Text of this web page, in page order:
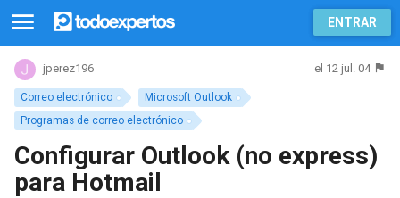
ENTRAR
Correo electrónico
Microsoft Outlook
Programas de correo electrónico
jperez196 el 12 jul. 04
Configurar Outlook (no express)
para Hotmail